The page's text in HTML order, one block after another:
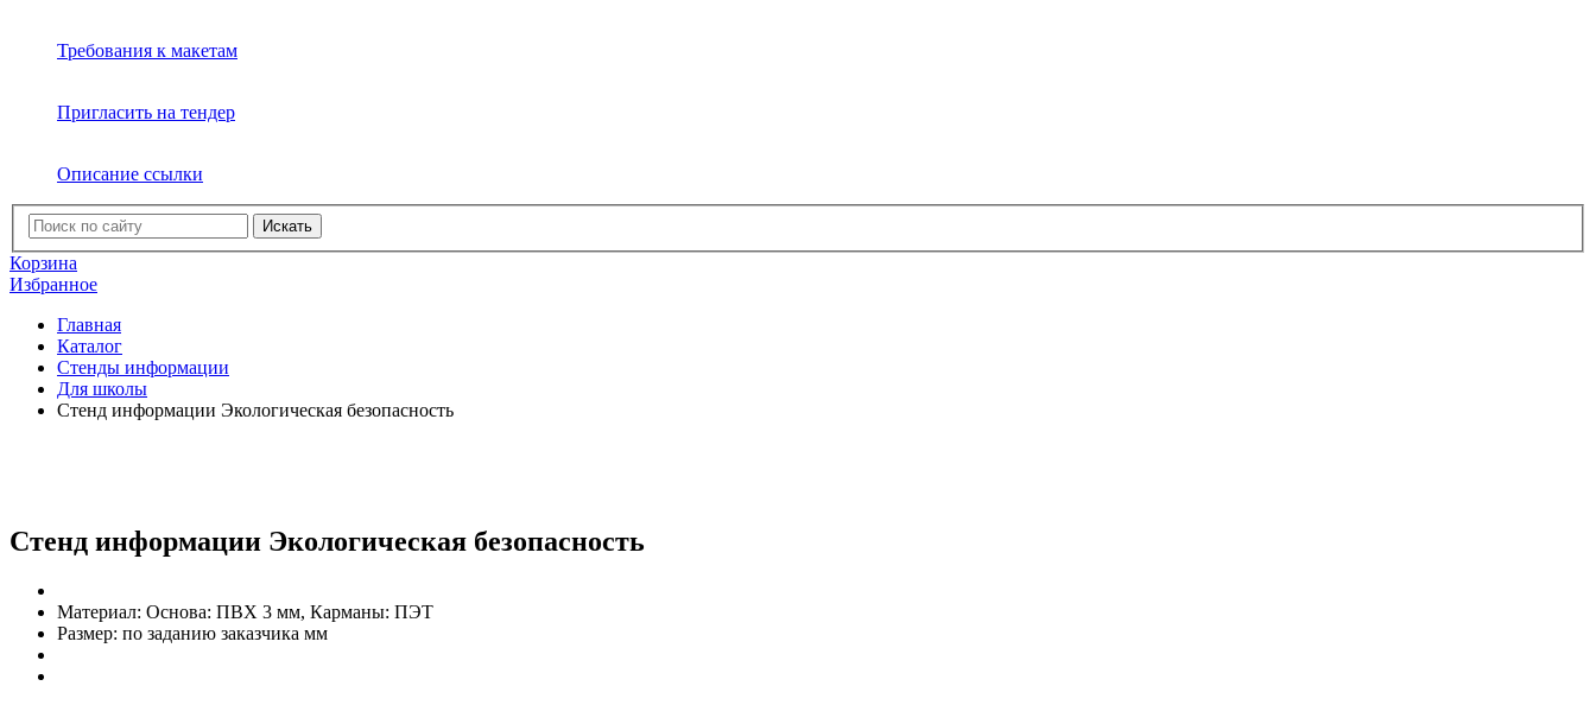
Требования к макетам
Пригласить на тендер
Описание ссылки
Искать
Корзина
Избранное
Главная
Каталог
Стенды информации
Для школы
Стенд информации Экологическая безопасность
Стенд информации Экологическая безопасность
Материал: Основа: ПВХ 3 мм, Карманы: ПЭТ
Размер: по заданию заказчика мм